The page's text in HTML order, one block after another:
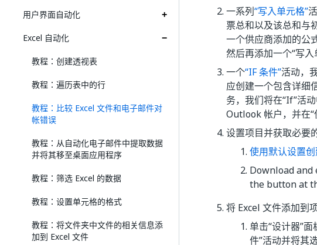
用户界面自动化
Excel 自动化
教程：创建透视表
教程：遍历表中的行
教程：比较 Excel 文件和电子邮件对
帐错误
教程：从自动化电子邮件中提取数据
并将其移至桌面应用程序
教程：筛选 Excel 的数据
教程：设置单元格的格式
教程：将文件夹中文件的相关信息添
加到 Excel 文件
一系列“写入单元格”
票总和以及该总和与
一个供应商添加的公
然后再添加一个“写
一个“IF 条件”活动，
应创建一个包含详细
务，我们将在“If”活
Outlook 帐户，并在
设置项目并获取必要
使用默认设置
Download
the button at
将 Excel 文件添加到
单击“设计器”
件”活动并将其